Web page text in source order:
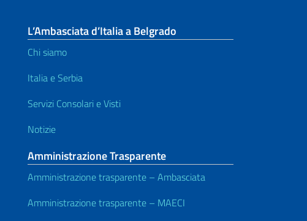
L’Ambasciata d’Italia a Belgrado
Chi siamo
Italia e Serbia
Servizi Consolari e Visti
Notizie
Amministrazione Trasparente
Amministrazione trasparente – Ambasciata
Amministrazione trasparente – MAECI